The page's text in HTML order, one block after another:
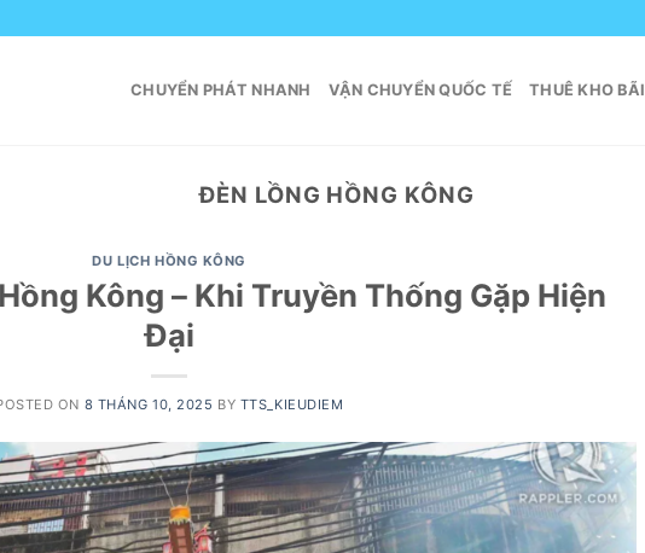
CHUYỂN PHÁT NHANH VẬN CHUYỂN QUỐC TẾ THUÊ KHO BÃI
ĐÈN LỒNG HỒNG KÔNG
DU LỊCH HỒNG KÔNG
Kông – Khi Truyền Thống Gặp Hiện
Đại
ON 8 THÁNG 10, 2025 BY TTS_KIEUDIEM